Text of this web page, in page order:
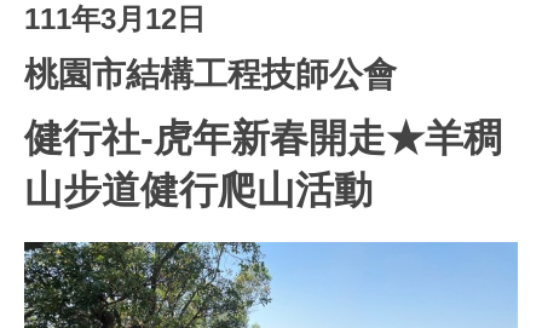
111年3月12日
桃園市結構工程技師公會
健行社-虎年新春開走★羊稠
山步道健行爬山活動